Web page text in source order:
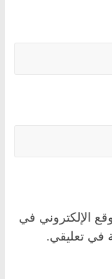
الإلكتروني في
في تعليقي.